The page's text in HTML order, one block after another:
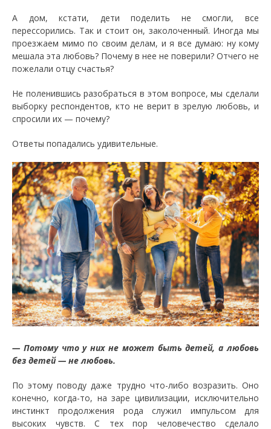
А дом, кстати, дети поделить не смогли, все
перессорились. Так и стоит он, заколоченный. Иногда мы
проезжаем мимо по своим делам, и я все думаю: ну кому
мешала эта любовь? Почему в нее не поверили? Отчего не
пожелали отцу счастья?
Не поленившись разобраться в этом вопросе, мы сделали
выборку респондентов, кто не верит в зрелую любовь, и
спросили их — почему?
Ответы попадались удивительные.
— Потому что у них не может быть детей, а любовь
без детей — не любовь.
По этому поводу даже трудно что-либо возразить. Оно
конечно, когда-то, на заре цивилизации, исключительно
инстинкт продолжения рода служил импульсом для
высоких чувств. С тех пор человечество сделало